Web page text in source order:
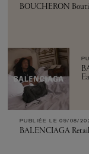
BOUCHERON
PUBLIÉE LE 09/08/
BALENCIAGA